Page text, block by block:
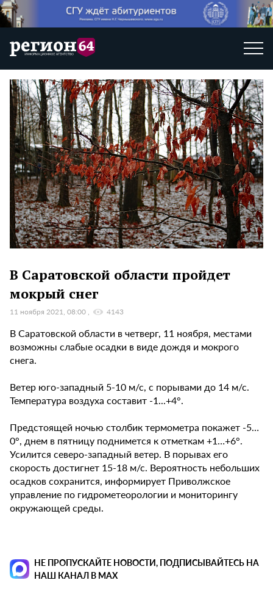
В Саратовской области пройдет
мокрый снег
11 ноября 2021, 08:00 4143
В Саратовской области в четверг, 11 ноября, местами
возможны слабые осадки в виде дождя и мокрого
снега.
Ветер юго-западный 5-10 м/с, с порывами до 14 м/с.
Температура воздуха составит -1...+4°.
Предстоящей ночью столбик термометра покажет -5…
0°, днем в пятницу поднимется к отметкам +1…+6°.
Усилится северо-западный ветер. В порывах его
скорость достигнет 15-18 м/с. Вероятность небольших
осадков сохранится, информирует Приволжское
управление по гидрометеорологии и мониторингу
окружающей среды.
НЕ ПРОПУСКАЙТЕ НОВОСТИ, ПОДПИСЫВАЙТЕСЬ НА
НАШ КАНАЛ В MAX